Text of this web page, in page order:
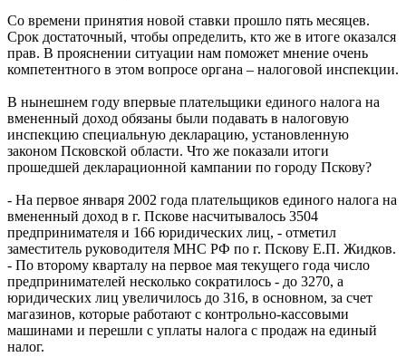
Со времени принятия новой ставки прошло пять месяцев.
Срок достаточный, чтобы определить, кто же в итоге оказался
прав. В прояснении ситуации нам поможет мнение очень
компетентного в этом вопросе органа – налоговой инспекции.
В нынешнем году впервые плательщики единого налога на
вмененный доход обязаны были подавать в налоговую
инспекцию специальную декларацию, установленную
законом Псковской области. Что же показали итоги
прошедшей декларационной кампании по городу Пскову?
- На первое января 2002 года плательщиков единого налога на
вмененный доход в г. Пскове насчитывалось 3504
предпринимателя и 166 юридических лиц, - отметил
заместитель руководителя МНС РФ по г. Пскову Е.П. Жидков.
- По второму кварталу на первое мая текущего года число
предпринимателей несколько сократилось - до 3270, а
юридических лиц увеличилось до 316, в основном, за счет
магазинов, которые работают с контрольно-кассовыми
машинами и перешли с уплаты налога с продаж на единый
налог.